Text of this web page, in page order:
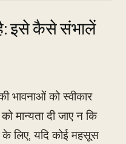
है: इसे कैसे संभालें
भावनाओं को स्वीकार
दी जाए न कि
के लिए, यदि कोई महसूस